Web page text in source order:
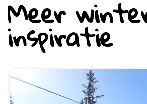
Meer
inspiratie